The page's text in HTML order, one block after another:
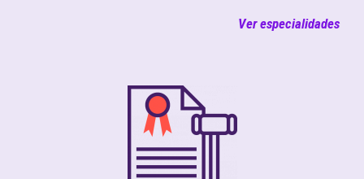
Ver especialidades